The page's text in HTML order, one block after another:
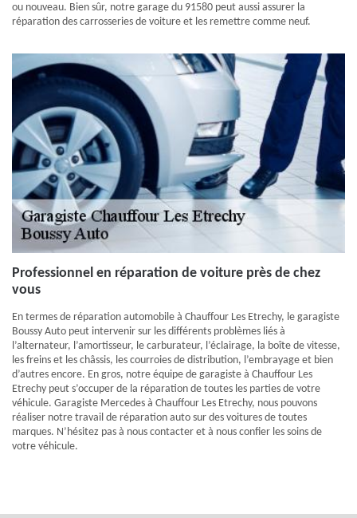
ou nouveau. Bien sûr, notre garage du 91580 peut aussi assurer la
réparation des carrosseries de voiture et les remettre comme neuf.
Professionnel en réparation de voiture près de chez
vous
En termes de réparation automobile à Chauffour Les Etrechy, le garagiste
Boussy Auto peut intervenir sur les différents problèmes liés à
l’alternateur, l’amortisseur, le carburateur, l’éclairage, la boîte de vitesse,
les freins et les châssis, les courroies de distribution, l’embrayage et bien
d’autres encore. En gros, notre équipe de garagiste à Chauffour Les
Etrechy peut s’occuper de la réparation de toutes les parties de votre
véhicule. Garagiste Mercedes à Chauffour Les Etrechy, nous pouvons
réaliser notre travail de réparation auto sur des voitures de toutes
marques. N’hésitez pas à nous contacter et à nous confier les soins de
votre véhicule.